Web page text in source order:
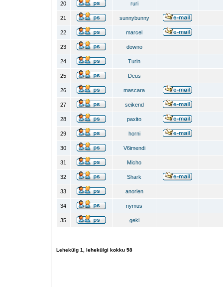
20 ruri
21 sunnybunny
22 marcel
23 downo
24 Turin
25 Deus
26 mascara
27 seikend
28 paxito
29 horni
30 V6imendi
31 Micho
32 Shark
33 anorien
34 nymus
35 geki
Lehekülg 1 , lehekülgi kokku 58